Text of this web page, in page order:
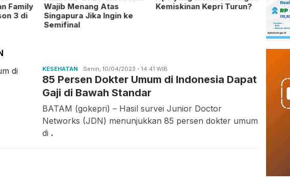
Family
3 di
Wajib Menang Atas
Singapura Jika Ingin ke
Semifinal
Kemiskinan Kepri Turun?
KESEHATAN Candra
Gunawan
Senin, 10/04/2023 - 14:41 WIB
85 Persen Dokter Umum di Indonesia Dapat
Gaji di Bawah Standar
BATAM (gokepri) – Hasil survei Junior Doctor
Networks (JDN) menunjukkan 85 persen dokter umum
di .